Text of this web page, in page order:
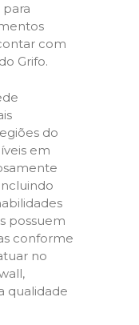
para
com
Grifo.
do
em
possuem
conforme
no
qualidade